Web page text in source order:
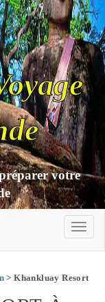
votre
> Khankluay Resort